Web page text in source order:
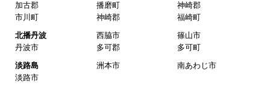
加古郡
播磨町
神崎郡
市川町
神崎郡
福崎町
北播丹波
西脇市
篠山市
丹波市
多可郡
多可町
淡路島
洲本市
南あわじ市
淡路市